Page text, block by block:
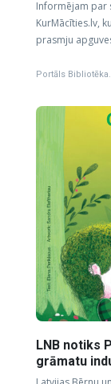
Informējam par
KurMācīties.lv,
prasmju
Portāls
LNB notiks
grāmatu